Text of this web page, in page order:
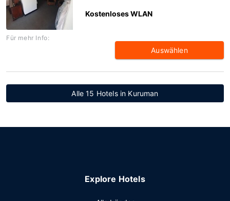
Kostenloses WLAN
Für mehr Info:
Auswählen
Alle 15 Hotels in Kuruman
Explore Hotels